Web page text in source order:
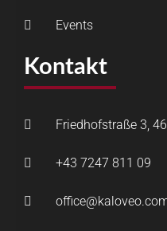
Events
Kontakt
Friedhofstraße 3,
+43 7247 811 09